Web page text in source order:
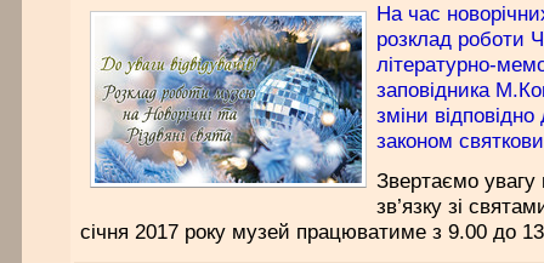
На час
розклад роботи
літературно-
заповідника
зміни
законом
Звертаємо увагу
зв’язку зі
січня 2017 року музей працюватиме з 9.00 до